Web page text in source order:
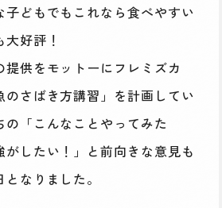
子どもでもこれなら食べやすい
好評！
供をモットーにフレミズカ
のさばき方講習」を計画してい
の「こんなことやってみた
がしたい！」と前向きな意見も
なりました。